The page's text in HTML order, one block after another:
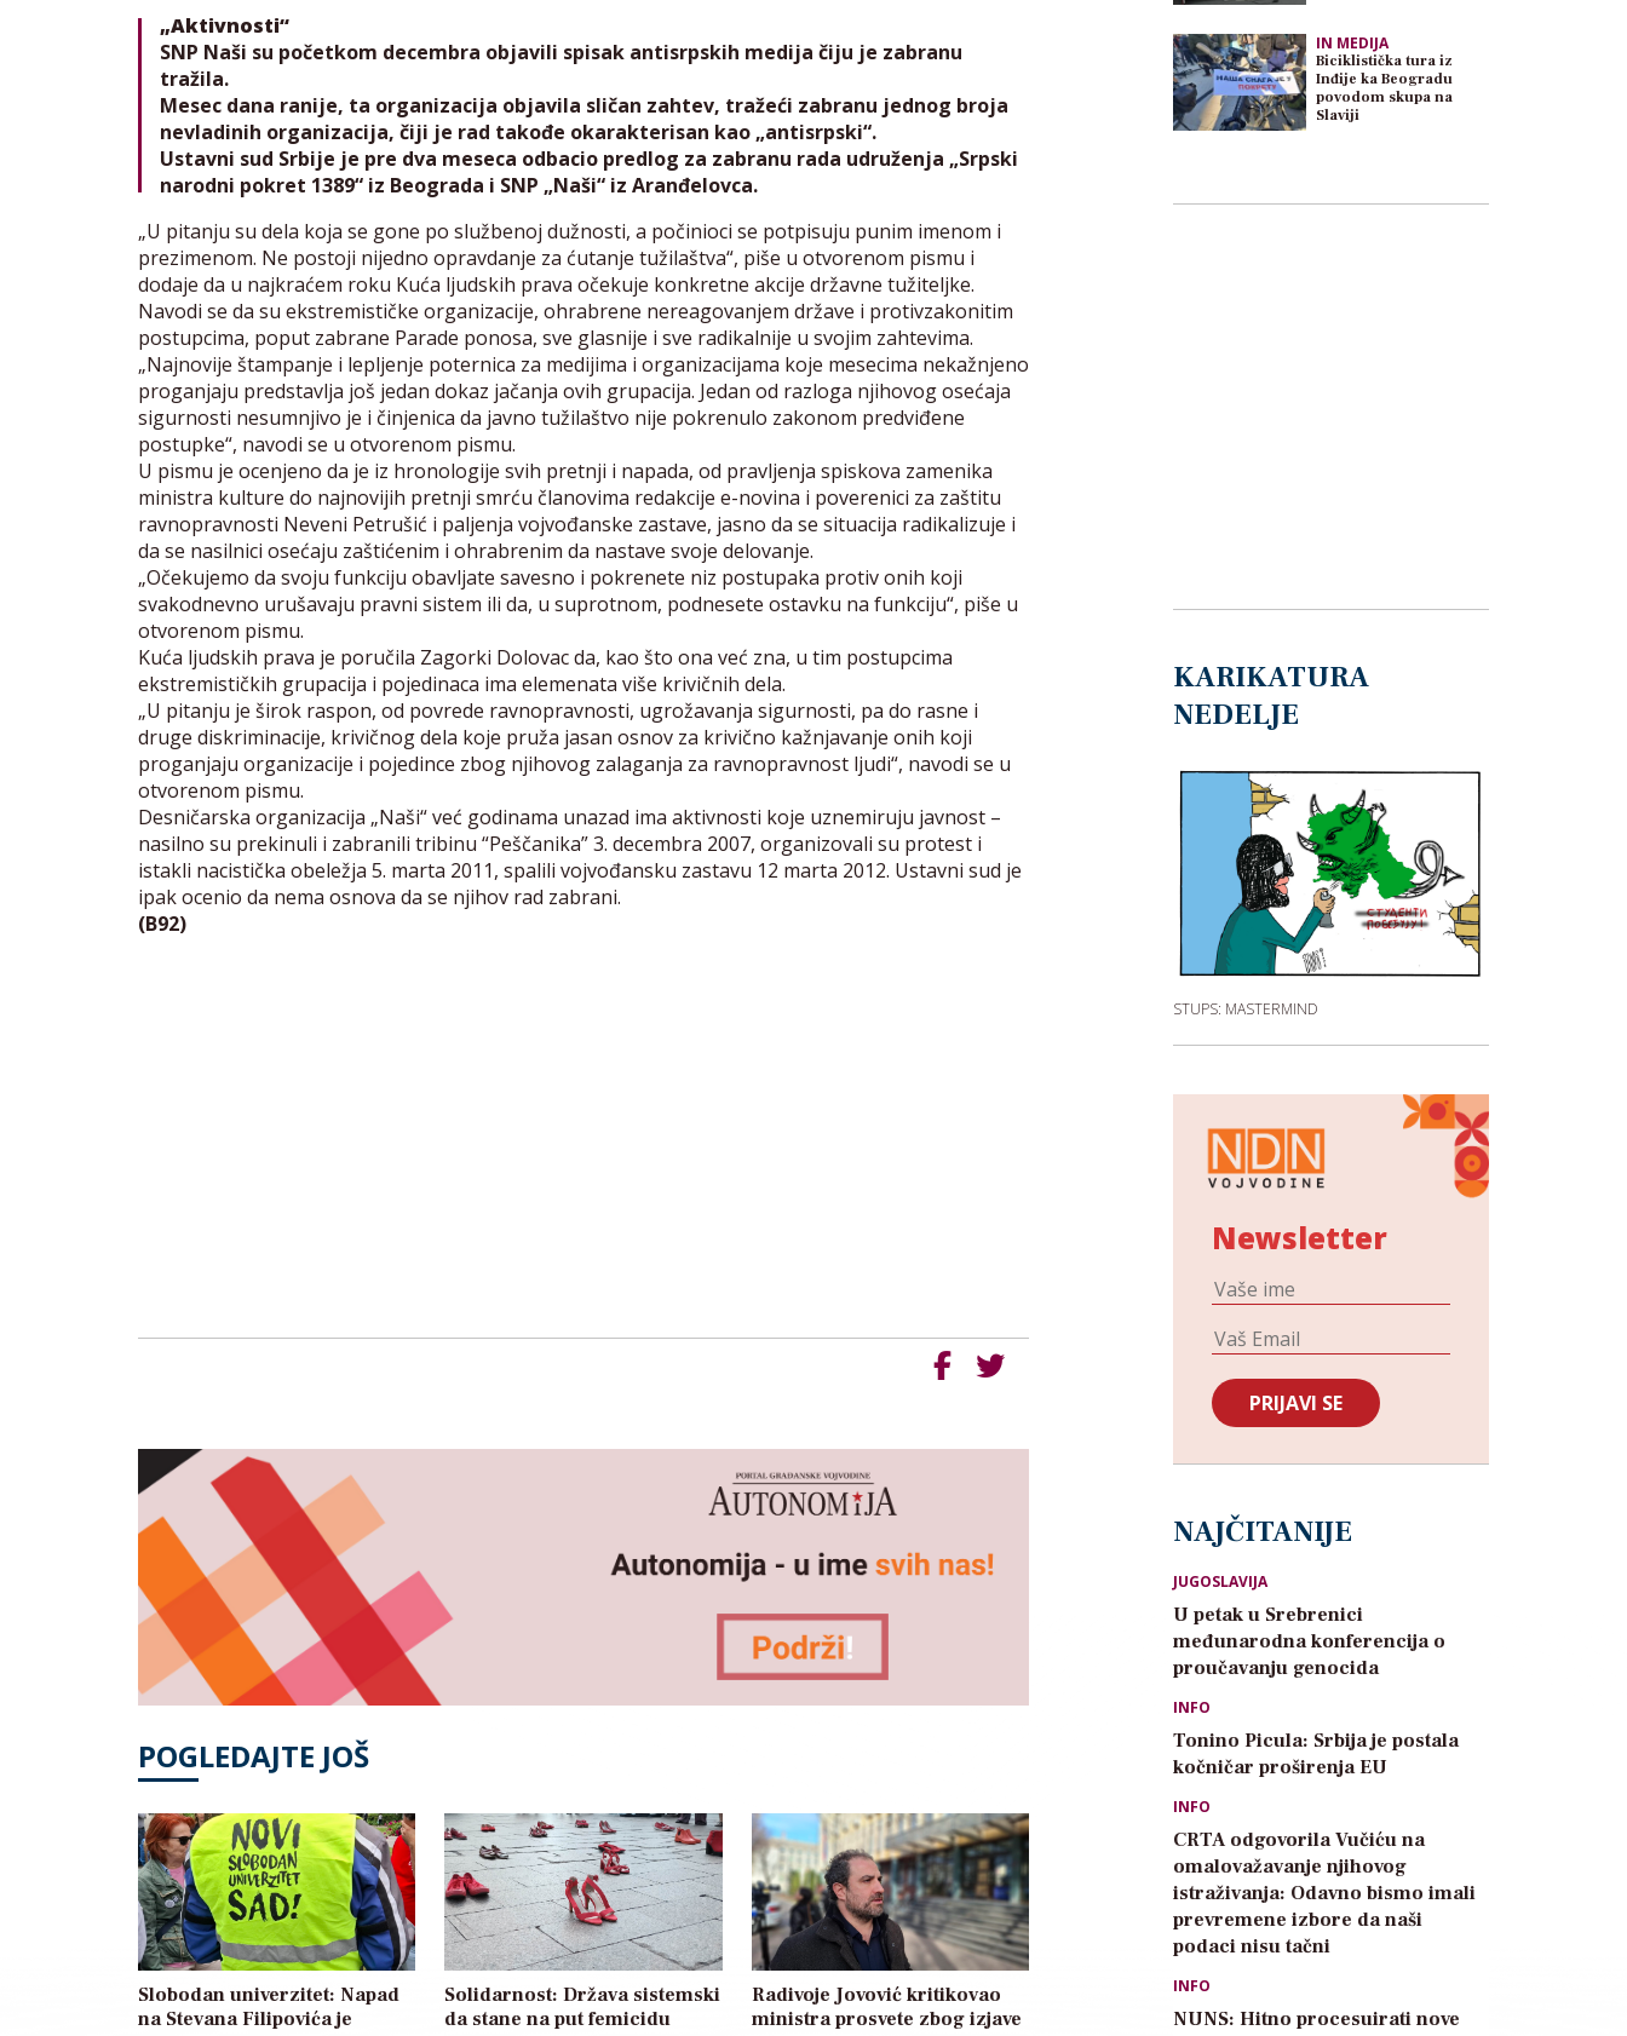
„Aktivnosti“
SNP Naši su početkom decembra objavili spisak antisrpskih medija čiju je zabranu
tražila.
Mesec dana ranije, ta organizacija objavila sličan zahtev, tražeći zabranu jednog broja
nevladinih organizacija, čiji je rad takođe okarakterisan kao „antisrpski“.
Ustavni sud Srbije je pre dva meseca odbacio predlog za zabranu rada udruženja „Srpski
narodni pokret 1389“ iz Beograda i SNP „Naši“ iz Aranđelovca.
„U pitanju su dela koja se gone po službenoj dužnosti, a počinioci se potpisuju punim imenom i
prezimenom. Ne postoji nijedno opravdanje za ćutanje tužilaštva“, piše u otvorenom pismu i
dodaje da u najkraćem roku Kuća ljudskih prava očekuje konkretne akcije državne tužiteljke.
Navodi se da su ekstremističke organizacije, ohrabrene nereagovanjem države i protivzakonitim
postupcima, poput zabrane Parade ponosa, sve glasnije i sve radikalnije u svojim zahtevima.
„Najnovije štampanje i lepljenje poternica za medijima i organizacijama koje mesecima nekažnjeno
proganjaju predstavlja još jedan dokaz jačanja ovih grupacija. Jedan od razloga njihovog osećaja
sigurnosti nesumnjivo je i činjenica da javno tužilaštvo nije pokrenulo zakonom predviđene
postupke“, navodi se u otvorenom pismu.
U pismu je ocenjeno da je iz hronologije svih pretnji i napada, od pravljenja spiskova zamenika
ministra kulture do najnovijih pretnji smrću članovima redakcije e-novina i poverenici za zaštitu
ravnopravnosti Neveni Petrušić i paljenja vojvođanske zastave, jasno da se situacija radikalizuje i
da se nasilnici osećaju zaštićenim i ohrabrenim da nastave svoje delovanje.
„Očekujemo da svoju funkciju obavljate savesno i pokrenete niz postupaka protiv onih koji
svakodnevno urušavaju pravni sistem ili da, u suprotnom, podnesete ostavku na funkciju“, piše u
otvorenom pismu.
Kuća ljudskih prava je poručila Zagorki Dolovac da, kao što ona već zna, u tim postupcima
ekstremističkih grupacija i pojedinaca ima elemenata više krivičnih dela.
„U pitanju je širok raspon, od povrede ravnopravnosti, ugrožavanja sigurnosti, pa do rasne i
druge diskriminacije, krivičnog dela koje pruža jasan osnov za krivično kažnjavanje onih koji
proganjaju organizacije i pojedince zbog njihovog zalaganja za ravnopravnost ljudi“, navodi se u
otvorenom pismu.
Desničarska organizacija „Naši“ već godinama unazad ima aktivnosti koje uznemiruju javnost –
nasilno su prekinuli i zabranili tribinu “Peščanika” 3. decembra 2007, organizovali su protest i
istakli nacistička obeležja 5. marta 2011, spalili vojvođansku zastavu 12 marta 2012. Ustavni sud je
ipak ocenio da nema osnova da se njihov rad zabrani.
(B92)
POGLEDAJTE JOŠ
Slobodan univerzitet: Napad
na Stevana Filipovića je
Solidarnost: Država sistemski
da stane na put femicidu
Radivoje Jovović kritikovao
ministra prosvete zbog izjave
IN MEDIJA
Biciklistička tura iz
Inđije ka Beogradu
povodom skupa na
Slaviji
KARIKATURA
NEDELJE
STUPS: MASTERMIND
Newsletter
NAJČITANIJE
JUGOSLAVIJA
U petak u Srebrenici
međunarodna konferencija o
proučavanju genocida
INFO
Tonino Picula: Srbija je postala
kočničar proširenja EU
INFO
CRTA odgovorila Vučiću na
omalovažavanje njihovog
istraživanja: Odavno bismo imali
prevremene izbore da naši
podaci nisu tačni
INFO
NUNS: Hitno procesuirati nove